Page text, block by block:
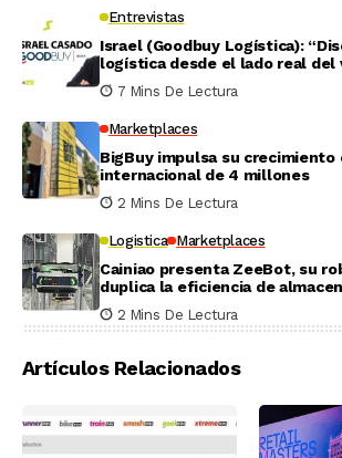
Entrevistas
Israel (Goodbuy Logística):
logística desde el lado real del
7 Mins De Lectura
Marketplaces
BigBuy impulsa su crecimiento
internacional de 4 millones
2 Mins De Lectura
Logistica Marketplaces
Cainiao presenta ZeeBot, su
duplica la eficiencia de
recogida en pruebas reales
2 Mins De Lectura
Artículos Relacionados